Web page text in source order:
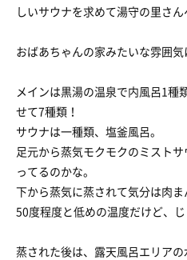
しいサウナを求めて湯守の里さん
おばあちゃんの家みたいな雰囲気
メインは黒湯の温泉で内風呂1種
せて7種類！
サウナは一種類、塩釜風呂。
足元から蒸気モクモクのミスト
ってるのかな。
下から蒸気に蒸されて気分は肉ま
50度程度と低めの温度だけど、
蒸された後は、露天風呂エリア